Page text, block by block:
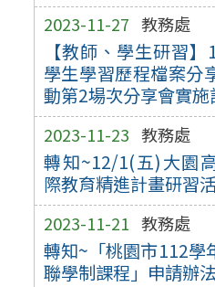
2023-11-27 教務處
【教師、學生研習
學生學習歷程檔案分
動第2場次分享會實施
2023-11-23 教務處
轉知~12/1(五)大園
際教育精進計畫研習
2023-11-21 教務處
轉知~「桃園市112學
聯學制課程」申請辦